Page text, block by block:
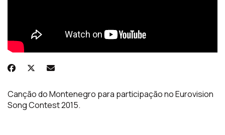
Canção do Montenegro para participação no Eurovision
Song Contest 2015.